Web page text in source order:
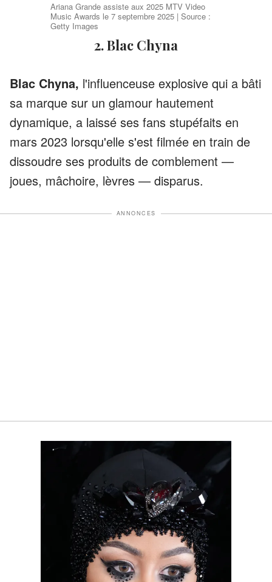
Ariana Grande assiste aux 2025 MTV Video
Music Awards le 7 septembre 2025 | Source :
Getty Images
2. Blac Chyna
Blac Chyna, l'influenceuse explosive qui a bâti
sa marque sur un glamour hautement
dynamique, a laissé ses fans stupéfaits en
mars 2023 lorsqu'elle s'est filmée en train de
dissoudre ses produits de comblement —
joues, mâchoire, lèvres — disparus.
ANNONCES